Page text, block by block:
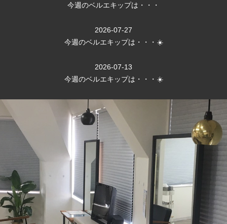
今週のベルエキップは・・・
2026-07-27
今週のベルエキップは・・・☀️
2026-07-13
今週のベルエキップは・・・☀️